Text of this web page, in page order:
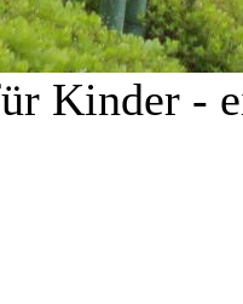
Kinder -